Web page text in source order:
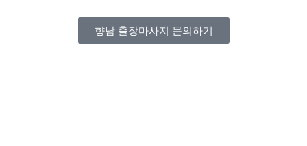
향남 출장마사지 문의하기